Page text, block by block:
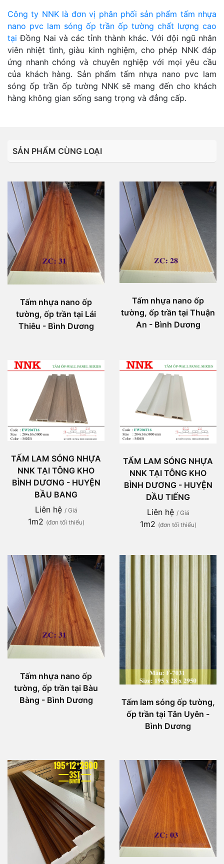
Công ty NNK là đơn vị phân phối sản phẩm tấm nhựa
nano pvc lam sóng ốp trần ốp tường chất lượng cao
tạiĐồng Nai và các tỉnh thành khác. Với đội ngũ nhân
viên nhiệt tình, giàu kinh nghiệm, cho phép NNK đáp
ứng nhanh chóng và chuyên nghiệp với mọi yêu cầu
của khách hàng. Sản phẩm tấm nhựa nano pvc lam
sóng ốp trần ốp tường NNK sẽ mang đến cho khách
hàng không gian sống sang trọng và đẳng cấp.
SẢN PHẨM CÙNG LOẠI
Tấm nhựa nano ốp
tường, ốp trần tại Lái
Thiêu - Bình Dương
Tấm nhựa nano ốp
tường, ốp trần tại Thuận
An - Bình Dương
TẤM LAM SÓNG NHỰA
NNK TẠI TÔNG KHO
BÌNH DƯƠNG - HUYỆN
BẦU BANG
Liên hệ / Giá
1m2 (đơn tối thiểu)
TẤM LAM SÓNG NHỰA
NNK TẠI TÔNG KHO
BÌNH DƯƠNG - HUYỆN
DẦU TIẾNG
Liên hệ / Giá
1m2 (đơn tối thiểu)
Tấm nhựa nano ốp
tường, ốp trần tại Bàu
Bàng - Bình Dương
Tấm lam sóng ốp tường,
ốp trần tại Tân Uyên -
Bình Dương